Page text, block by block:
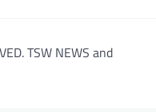
TSW NEWS and